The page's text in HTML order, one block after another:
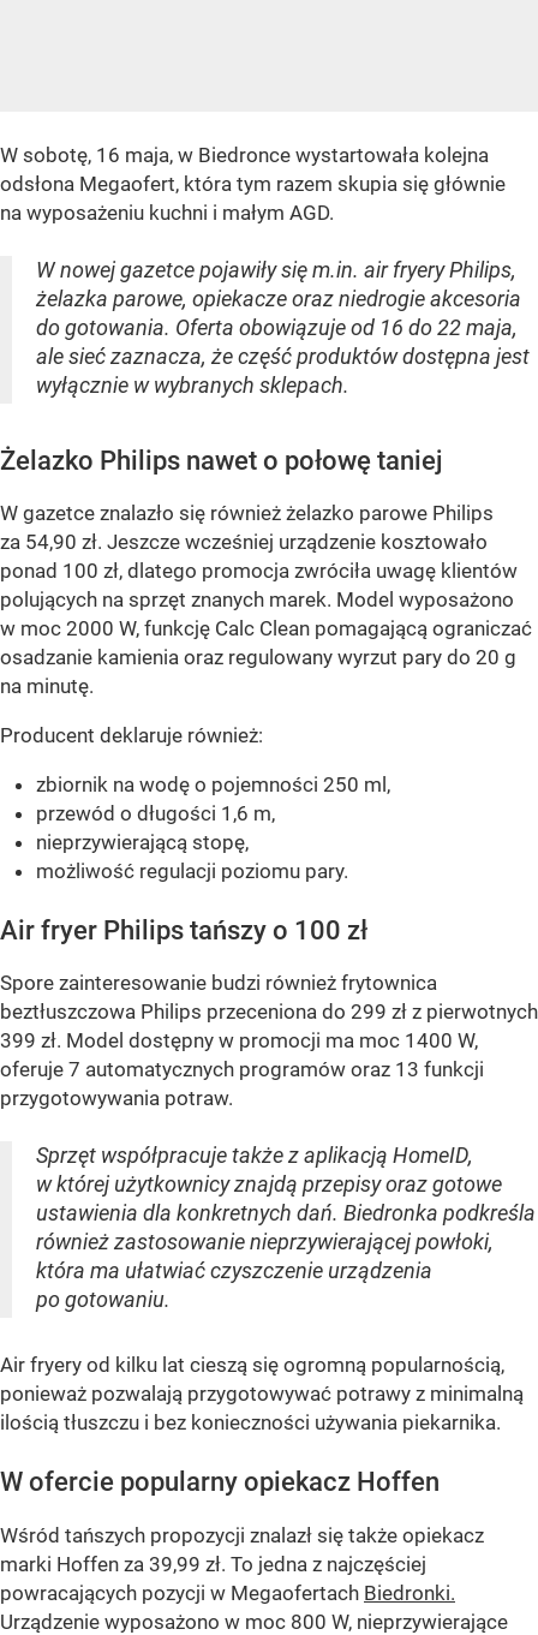
W sobotę, 16 maja, w Biedronce wystartowała kolejna
odsłona Megaofert, która tym razem skupia się głównie
na wyposażeniu kuchni i małym AGD.
W nowej gazetce pojawiły się m.in. air fryery Philips,
żelazka parowe, opiekacze oraz niedrogie akcesoria
do gotowania. Oferta obowiązuje od 16 do 22 maja,
ale sieć zaznacza, że część produktów dostępna jest
wyłącznie w wybranych sklepach.
Żelazko Philips nawet o połowę taniej
W gazetce znalazło się również żelazko parowe Philips
za 54,90 zł. Jeszcze wcześniej urządzenie kosztowało
ponad 100 zł, dlatego promocja zwróciła uwagę klientów
polujących na sprzęt znanych marek. Model wyposażono
w moc 2000 W, funkcję Calc Clean pomagającą ograniczać
osadzanie kamienia oraz regulowany wyrzut pary do 20 g
na minutę.
Producent deklaruje również:
zbiornik na wodę o pojemności 250 ml,
przewód o długości 1,6 m,
nieprzywierającą stopę,
możliwość regulacji poziomu pary.
Air fryer Philips tańszy o 100 zł
Spore zainteresowanie budzi również frytownica
beztłuszczowa Philips przeceniona do 299 zł z pierwotnych
399 zł. Model dostępny w promocji ma moc 1400 W,
oferuje 7 automatycznych programów oraz 13 funkcji
przygotowywania potraw.
Sprzęt współpracuje także z aplikacją HomeID,
w której użytkownicy znajdą przepisy oraz gotowe
ustawienia dla konkretnych dań. Biedronka podkreśla
również zastosowanie nieprzywierającej powłoki,
która ma ułatwiać czyszczenie urządzenia
po gotowaniu.
Air fryery od kilku lat cieszą się ogromną popularnością,
ponieważ pozwalają przygotowywać potrawy z minimalną
ilością tłuszczu i bez konieczności używania piekarnika.
W ofercie popularny opiekacz Hoffen
Wśród tańszych propozycji znalazł się także opiekacz
marki Hoffen za 39,99 zł. To jedna z najczęściej
powracających pozycji w Megaofertach Biedronki.
Urządzenie wyposażono w moc 800 W, nieprzywierające